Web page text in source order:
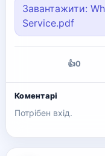
Завантажити:
Service.pdf
👍0
Коментарі
Потрібен вхід.